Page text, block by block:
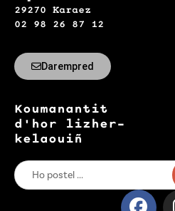
29270 Karaez
02 98 26 87 12
Darempred
Koumanantit
d'hor lizher-
kelaouiñ